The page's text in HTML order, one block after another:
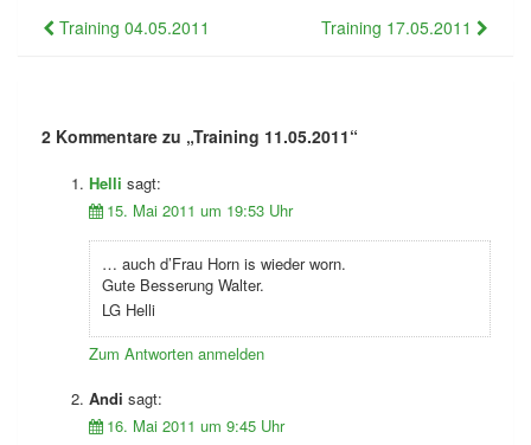
Beitragsnavigation
Training 04.05.2011 Training 17.05.2011
2 Kommentare zu „Training 11.05.2011“
Helli sagt:
15. Mai 2011 um 19:53 Uhr
… auch d’Frau Horn is wieder worn.
Gute Besserung Walter.
LG Helli
Zum Antworten anmelden
Andi sagt:
16. Mai 2011 um 9:45 Uhr